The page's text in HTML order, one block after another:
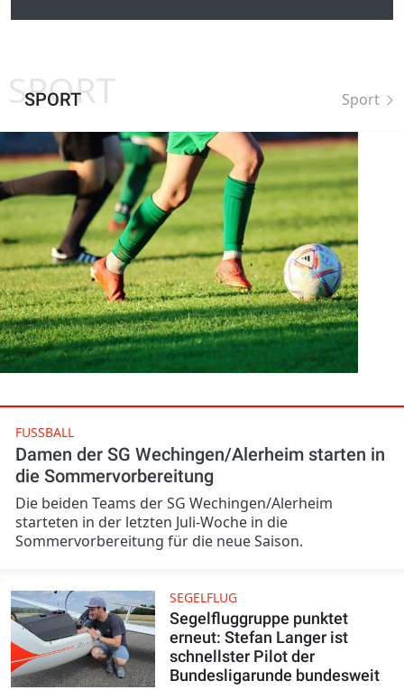
SPORT
SPORT Sport
FUSSBALL
Damen der SG Wechingen/Alerheim starten in
die Sommervorbereitung
Die beiden Teams der SG Wechingen/Alerheim
starteten in der letzten Juli-Woche in die
Sommervorbereitung für die neue Saison.
SEGELFLUG
Segelfluggruppe punktet
erneut: Stefan Langer ist
schnellster Pilot der
Bundesligarunde bundesweit